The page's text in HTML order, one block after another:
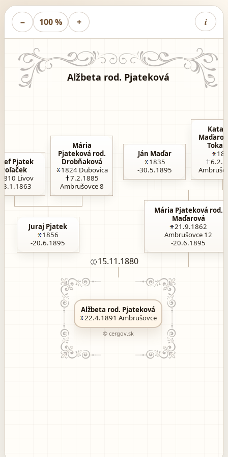
− 100 % + i
Alžbeta rod. Pjateková
Pjatek
Poľaček
1810 Livov
Mária
Pjateková rod.
Drobňaková
1824Dubovica
7.2.1885
Ambrušovce 8
Juraj Pjatek
1856
-20.6.1895
Ján Maďar
1835
-30.5.1895
Mária Pjateková rod.
Maďarová
21.9.1862
Ambrušovce 12
-20.6.1895
15.11.1880
Alžbeta rod. Pjateková
22.4.1891 Ambrušovce
© cergov.sk